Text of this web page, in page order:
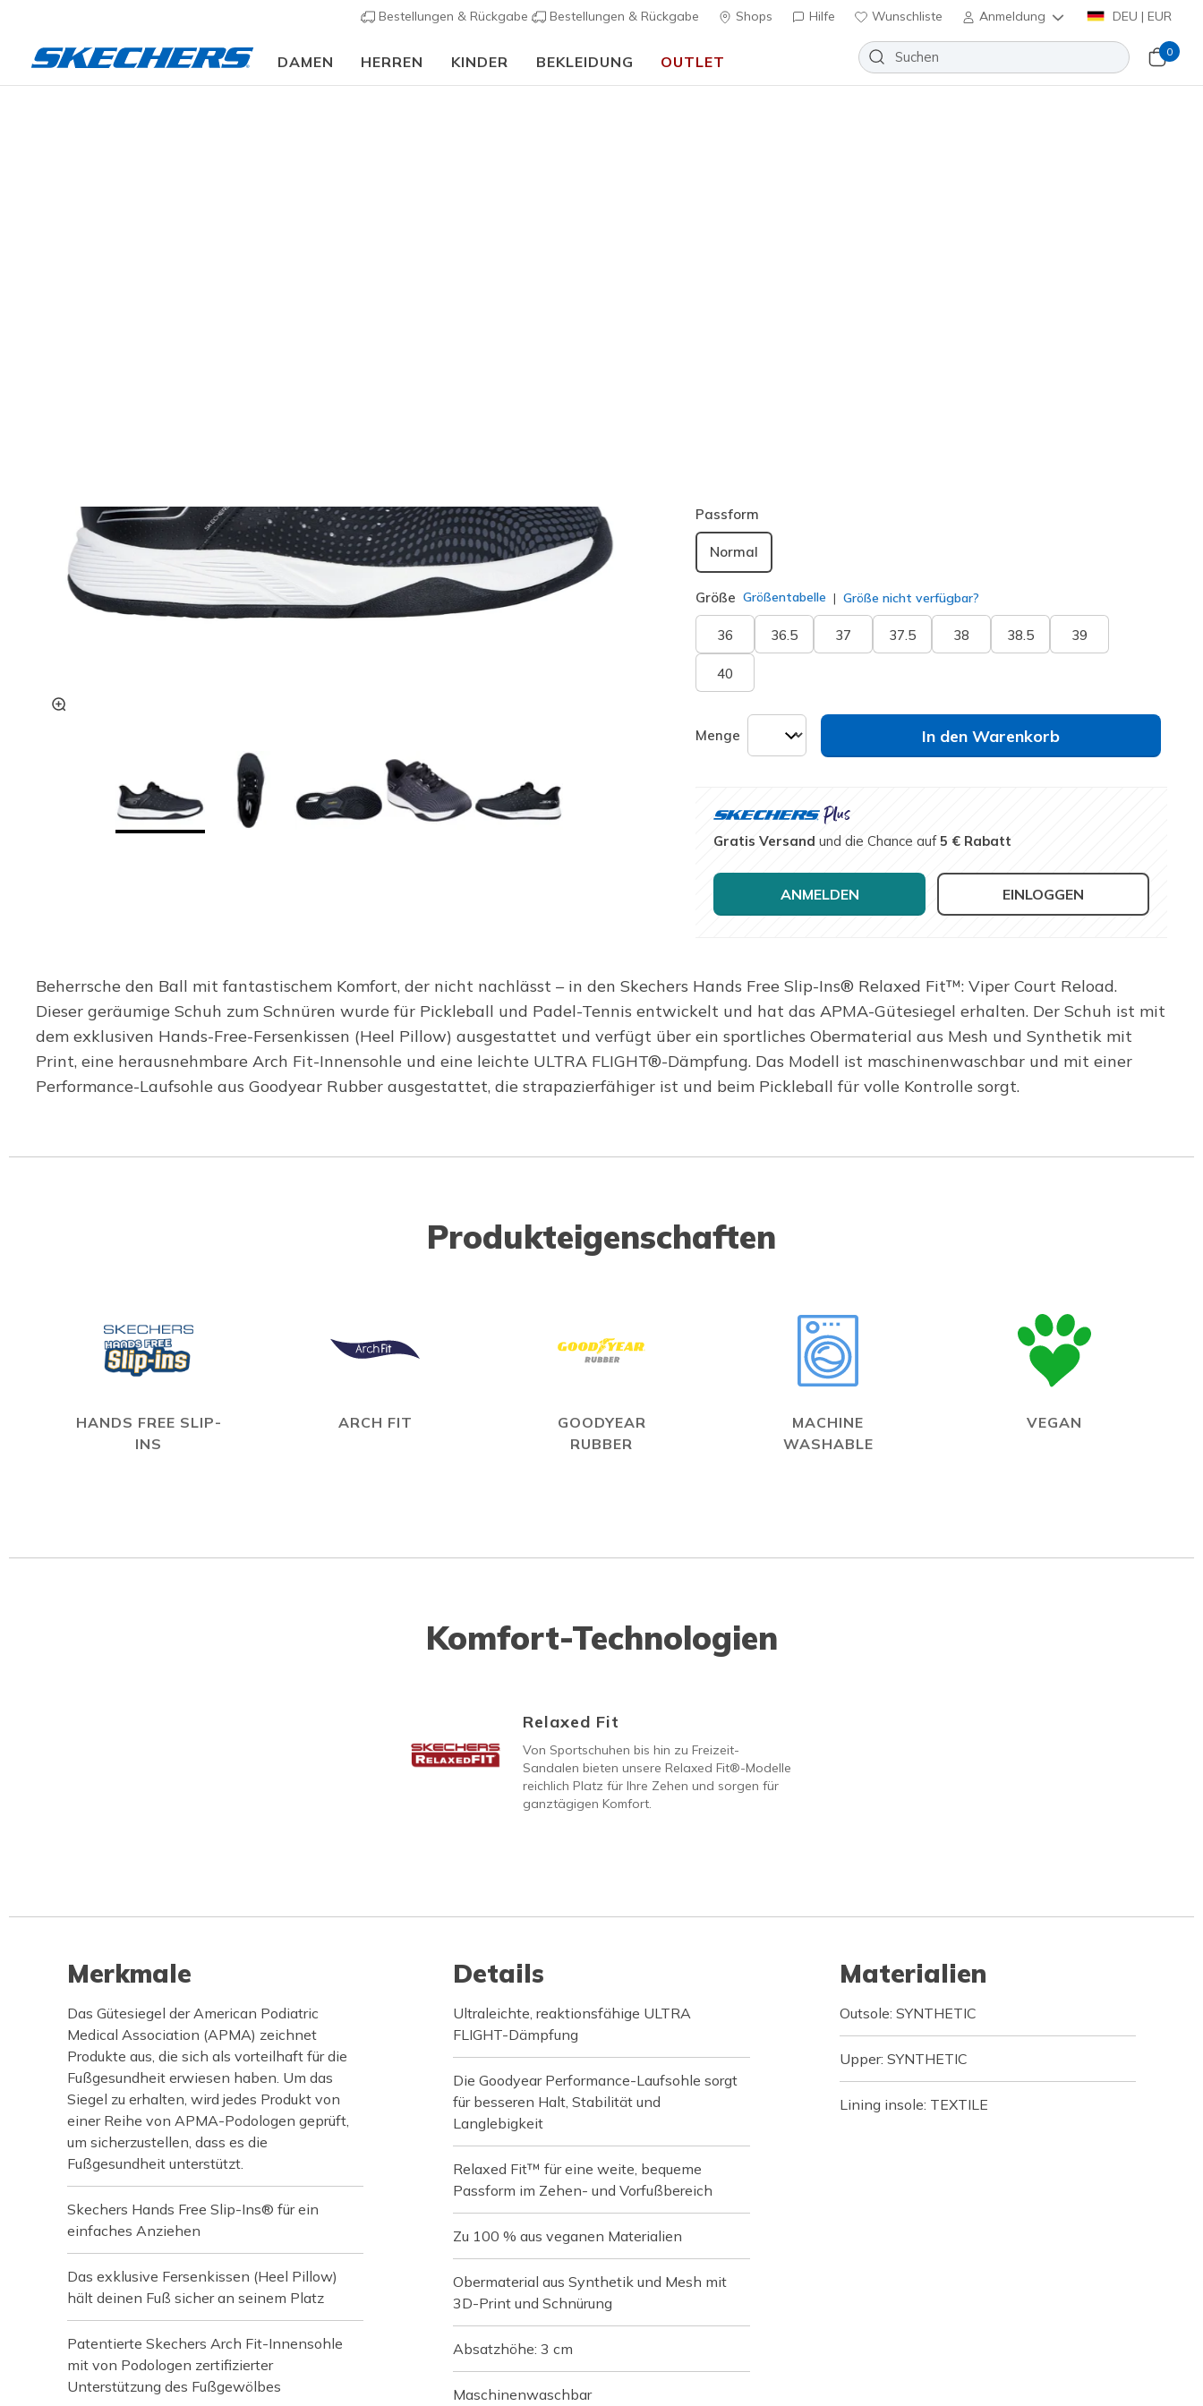
Bestellungen & Rückgabe Bestellungen & Rückgabe Shops Hilfe Wunschliste Anmeldung DEU | EUR
DAMEN HERREN KINDER BEKLEIDUNG OUTLET
0
Passform
Normal
Größe Größentabelle Größe nicht verfügbar?
36 36.5 37 37.5 38 38.5 39
40
Menge In den Warenkorb
Gratis Versand und die Chance auf5 € Rabatt
ANMELDEN EINLOGGEN
Beherrsche den Ball mit fantastischem Komfort, der nicht nachlässt – in den Skechers Hands Free Slip-Ins® Relaxed Fit™: Viper Court Reload.
Dieser geräumige Schuh zum Schnüren wurde für Pickleball und Padel-Tennis entwickelt und hat das APMA-Gütesiegel erhalten. Der Schuh ist mit
dem exklusiven Hands-Free-Fersenkissen (Heel Pillow) ausgestattet und verfügt über ein sportliches Obermaterial aus Mesh und Synthetik mit
Print, eine herausnehmbare Arch Fit-Innensohle und eine leichte ULTRA FLIGHT®-Dämpfung. Das Modell ist maschinenwaschbar und mit einer
Performance-Laufsohle aus Goodyear Rubber ausgestattet, die strapazierfähiger ist und beim Pickleball für volle Kontrolle sorgt.
Produkteigenschaften
HANDS FREE SLIP-
INS
ARCH FIT
GOODYEAR
RUBBER
MACHINE
WASHABLE
VEGAN
Komfort-Technologien
Relaxed Fit
Von Sportschuhen bis hin zu Freizeit-
Sandalen bieten unsere Relaxed Fit®-Modelle
reichlich Platz für Ihre Zehen und sorgen für
ganztägigen Komfort.
Merkmale
Das Gütesiegel der American Podiatric
Medical Association (APMA) zeichnet
Produkte aus, die sich als vorteilhaft für die
Fußgesundheit erwiesen haben. Um das
Siegel zu erhalten, wird jedes Produkt von
einer Reihe von APMA-Podologen geprüft,
um sicherzustellen, dass es die
Fußgesundheit unterstützt.
Skechers Hands Free Slip-Ins® für ein
einfaches Anziehen
Das exklusive Fersenkissen (Heel Pillow)
hält deinen Fuß sicher an seinem Platz
Patentierte Skechers Arch Fit-Innensohle
mit von Podologen zertifizierter
Unterstützung des Fußgewölbes
Details
Ultraleichte, reaktionsfähige ULTRA
FLIGHT-Dämpfung
Die Goodyear Performance-Laufsohle sorgt
für besseren Halt, Stabilität und
Langlebigkeit
Relaxed Fit™ für eine weite, bequeme
Passform im Zehen- und Vorfußbereich
Zu 100 % aus veganen Materialien
Obermaterial aus Synthetik und Mesh mit
3D-Print und Schnürung
Absatzhöhe: 3 cm
Maschinenwaschbar
Materialien
Outsole: SYNTHETIC
Upper: SYNTHETIC
Lining insole: TEXTILE